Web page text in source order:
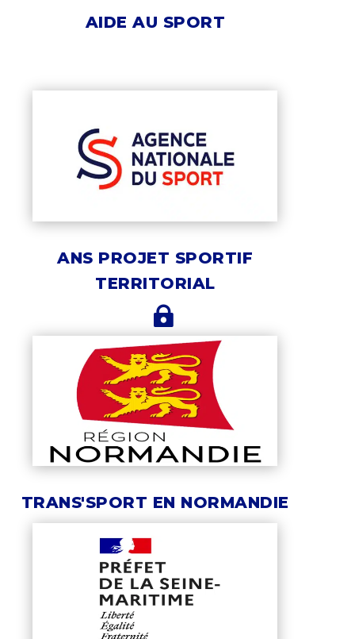
AIDE AU SPORT
ANS PROJET SPORTIF
TERRITORIAL

TRANS'SPORT EN NORMANDIE